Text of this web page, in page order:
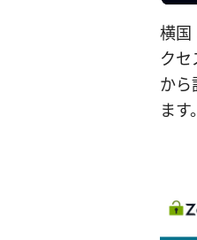
横国
クセ
から
ま